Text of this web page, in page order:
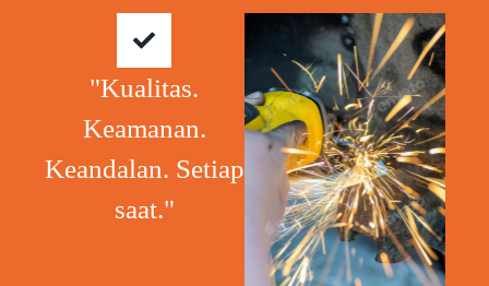
"Kualitas.
Keamanan.
Keandalan. Setiap
saat."